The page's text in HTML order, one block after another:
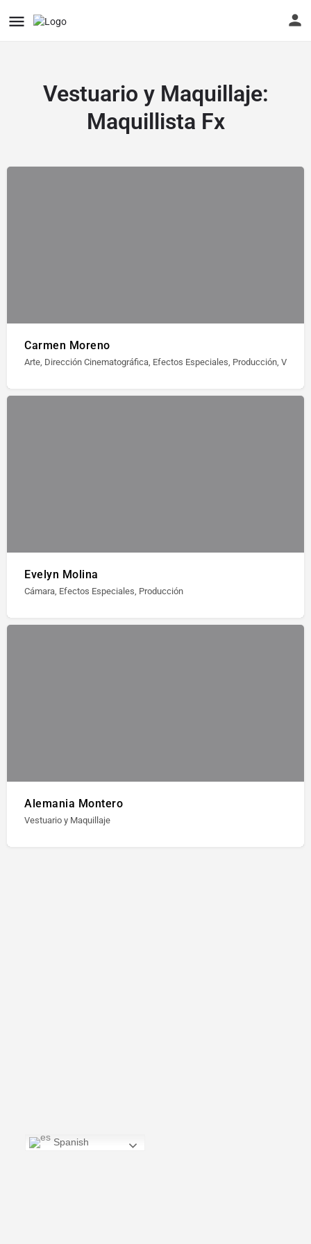
Vestuario y Maquillaje:
Maquillista Fx
Carmen Moreno
Arte, Dirección Cinematográfica, Efectos Especiales, Producción,
Evelyn Molina
Cámara, Efectos Especiales, Producción
Alemania Montero
Vestuario y Maquillaje
Spanish